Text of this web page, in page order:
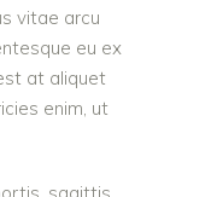
vitae arcu
eu ex
at aliquet
enim, ut